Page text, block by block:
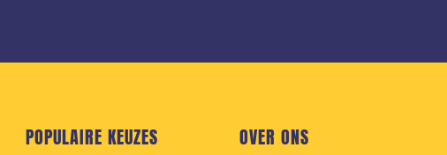
POPULAIRE KEUZES OVER ONS